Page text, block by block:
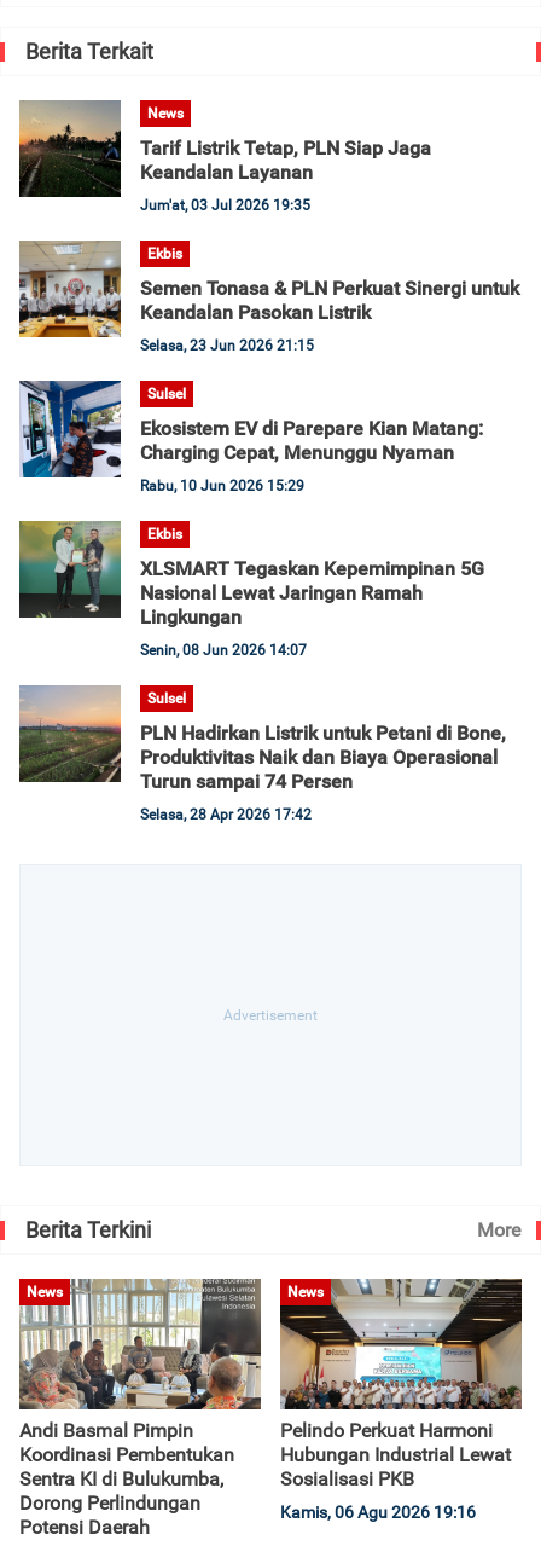
Berita Terkait
News
Tarif Listrik Tetap, PLN Siap Jaga
Keandalan Layanan
Jum'at, 03 Jul 2026 19:35
Ekbis
Semen Tonasa & PLN Perkuat Sinergi untuk
Keandalan Pasokan Listrik
Selasa, 23 Jun 2026 21:15
Sulsel
Ekosistem EV di Parepare Kian Matang:
Charging Cepat, Menunggu Nyaman
Rabu, 10 Jun 2026 15:29
Ekbis
XLSMART Tegaskan Kepemimpinan 5G
Nasional Lewat Jaringan Ramah
Lingkungan
Senin, 08 Jun 2026 14:07
Sulsel
PLN Hadirkan Listrik untuk Petani di Bone,
Produktivitas Naik dan Biaya Operasional
Turun sampai 74 Persen
Selasa, 28 Apr 2026 17:42
Berita Terkini More
News
Andi Basmal Pimpin
Koordinasi Pembentukan
Sentra KI di Bulukumba,
Dorong Perlindungan
Potensi Daerah
News
Pelindo Perkuat Harmoni
Hubungan Industrial Lewat
Sosialisasi PKB
Kamis, 06 Agu 2026 19:16